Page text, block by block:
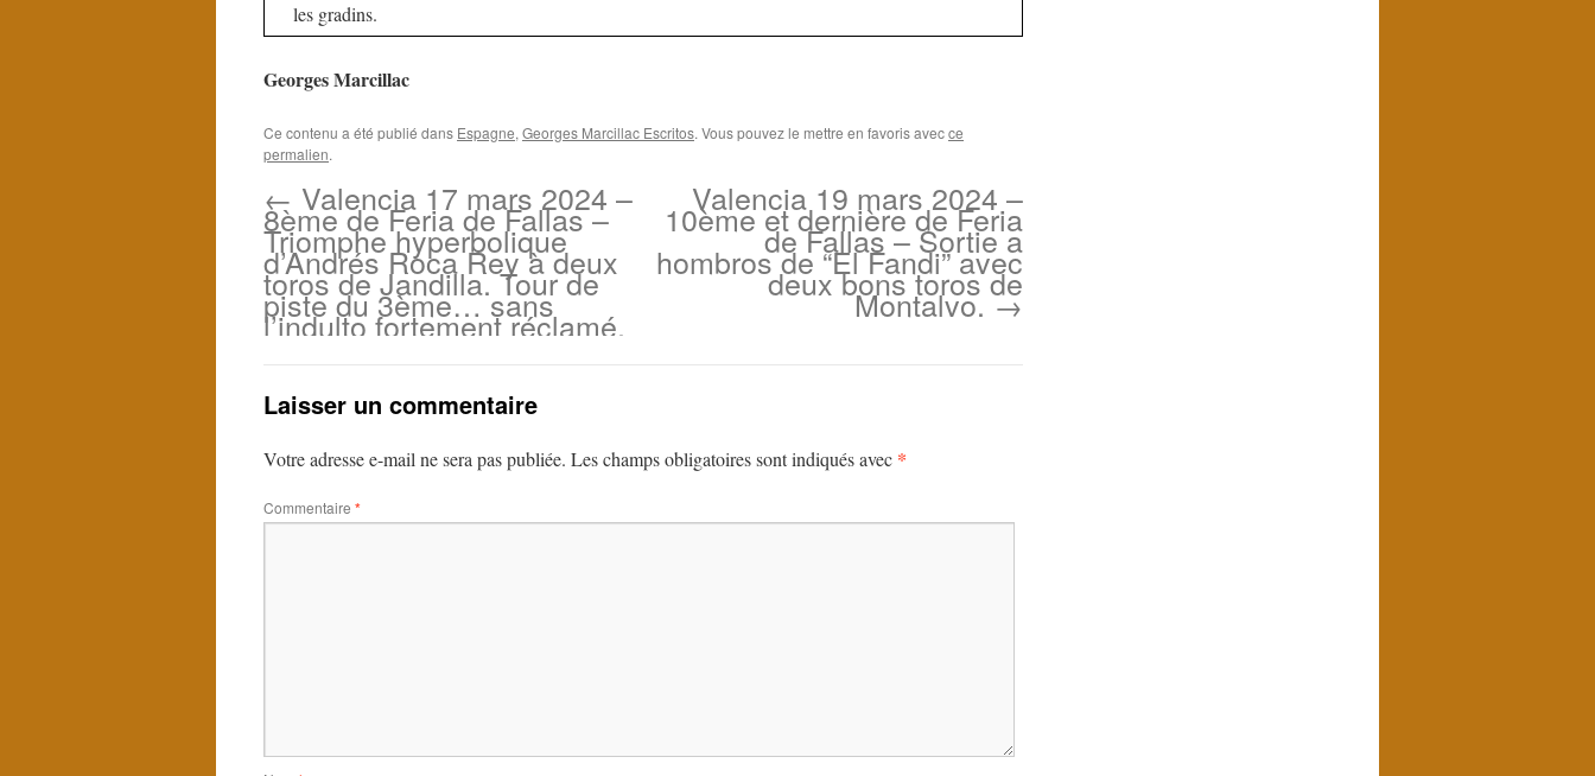
les gradins.
Georges Marcillac
Ce contenu a été publié dans Espagne, Georges Marcillac Escritos. Vous pouvez le mettre en favoris avecce
permalien.
← Valencia 17 mars 2024 –
8ème de Feria de Fallas –
Triomphe hyperbolique
d’Andrés Roca Rey à deux
toros de Jandilla. Tour de
piste du 3ème… sans
l’indulto fortement réclamé.
Valencia 19 mars 2024 –
10ème et dernière de Feria
de Fallas – Sortie a
hombros de “El Fandi” avec
deux bons toros de
Montalvo.→
Laisser un commentaire
Votre adresse e-mail ne sera pas publiée. Les champs obligatoires sont indiqués avec *
Commentaire *